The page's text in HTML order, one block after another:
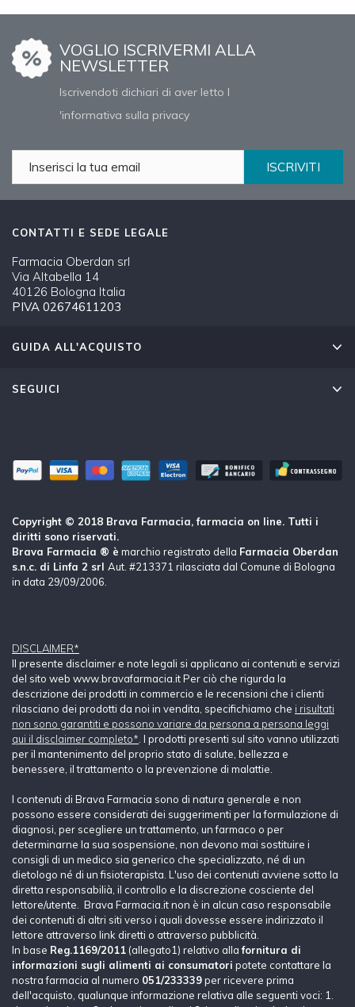
VOGLIO ISCRIVERMI ALLA
NEWSLETTER
Iscrivendoti dichiari di aver letto l
'informativa sulla privacy
ISCRIVITI
CONTATTI E SEDE LEGALE
Farmacia Oberdan srl
Via Altabella 14
40126 Bologna Italia
PIVA 02674611203
GUIDA ALL'ACQUISTO
SEGUICI
Copyright © 2018 Brava Farmacia, farmacia on line. Tutti i
diritti sono riservati.
Brava Farmacia ® è marchio registrato della Farmacia Oberdan
s.n.c. di Linfa 2 srl Aut. #213371 rilasciata dal Comune di Bologna
in data 29/09/2006.
DISCLAIMER*
Il presente disclaimer e note legali si applicano ai contenuti e servizi
del sito web www.bravafarmacia.it Per ciò che rigurda la
descrizione dei prodotti in commercio e le recensioni che i clienti
rilasciano dei prodotti da noi in vendita, specifichiamo che i risultati
non sono garantiti e possono variare da persona a persona leggi
qui il disclaimer completo* . I prodotti presenti sul sito vanno utilizzati
per il mantenimento del proprio stato di salute, bellezza e
benessere, il trattamento o la prevenzione di malattie.
I contenuti di Brava Farmacia sono di natura generale e non
possono essere considerati dei suggerimenti per la formulazione di
diagnosi, per scegliere un trattamento, un farmaco o per
determinarne la sua sospensione, non devono mai sostituire i
consigli di un medico sia generico che specializzato, né di un
dietologo né di un fisioterapista. L'uso dei contenuti avviene sotto la
diretta responsabilià, il controllo e la discrezione cosciente del
lettore/utente. Brava Farmacia.it non è in alcun caso responsabile
dei contenuti di altri siti verso i quali dovesse essere indirizzato il
lettore attraverso link diretti o attraverso pubblicità.
In base Reg.1169/2011 (allegato1) relativo allafornitura di
informazioni sugli alimenti ai consumatori potete contattare la
nostra farmacia al numero 051/233339per ricevere prima
dell'acquisto, qualunque informazione relativa alle seguenti voci: 1.